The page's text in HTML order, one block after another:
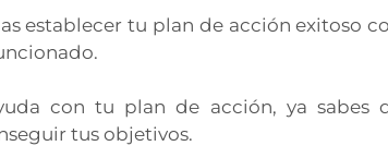
establecer tu plan de acción exitoso
con tu plan de acción, ya sabes
tus objetivos.